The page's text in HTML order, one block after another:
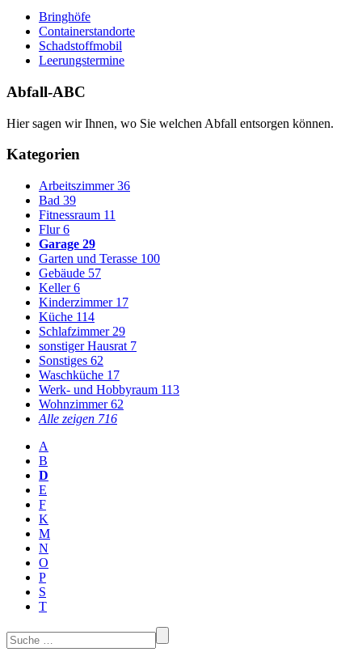
Bringhöfe
Containerstandorte
Schadstoffmobil
Leerungstermine
Abfall-ABC
Hier sagen wir Ihnen, wo Sie welchen Abfall entsorgen können.
Kategorien
Arbeitszimmer36
Bad 39
Fitnessraum 11
Flur6
Garage 29
Garten und Terasse 100
Gebäude 57
Keller6
Kinderzimmer 17
Küche 114
Schlafzimmer 29
sonstiger Hausrat 7
Sonstiges 62
Waschküche 17
Werk- und Hobbyraum 113
Wohnzimmer62
Alle zeigen 716
A
B
D
E
F
K
M
N
O
P
S
T